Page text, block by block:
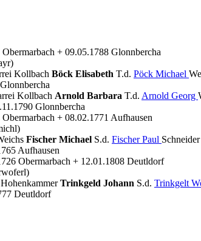
+ 09.05.1788 Glonnbercha
Kollbach Böck Elisabeth T.d. Pöck Michael
Kollbach Arnold Barbara T.d. Arnold Georg
Glonnbercha
+ 08.02.1771 Aufhausen
Fischer Michael S.d. Fischer Paul
Aufhausen
Obermarbach + 12.01.1808 Deutldorf
Trinkgeld Johann S.d. Trinkgelt
Deutldorf